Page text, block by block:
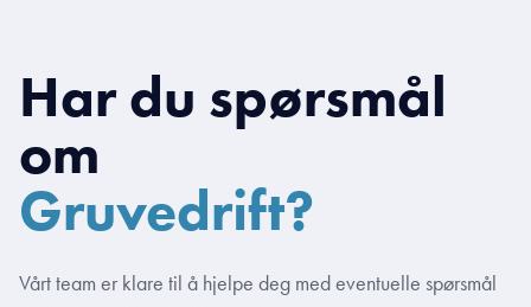
Har du spørsmål
om
Gruvedrift?
Vårt team er klare til å hjelpe deg med eventuelle spørsmål